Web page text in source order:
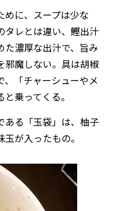
に、スープは少な
タレとは違い、鰹出汁
た濃厚な出汁で、旨み
邪魔しない。具は胡椒
「チャーシューやメ
乗ってくる。
る「玉袋」は、柚子
が入ったもの。